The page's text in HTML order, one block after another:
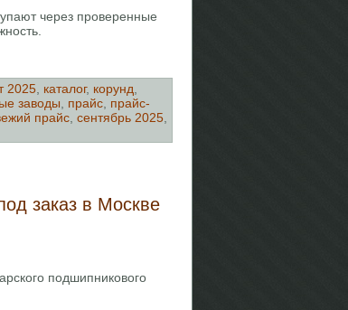
через проверенные
2025 каталог, корунд
заводы прайс прайс-
прайс сентябрь 2025
заказ в Москве
подшипникового